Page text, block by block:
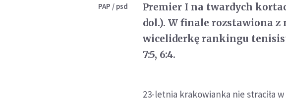
PAP / psd
Premier I na twardych
dol.). W finale rozstawiona
wiceliderkę rankingu
7:5, 6:4.
23-letnia krakowianka nie straciła